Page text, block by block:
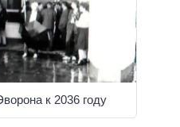
к 2036 году